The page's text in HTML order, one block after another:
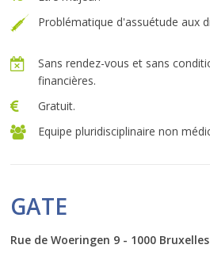
Problématique d'assuétude aux
Sans rendez-vous et sans
financières.
Gratuit.
Equipe pluridisciplinaire non
GATE
Rue de Woeringen 9 - 1000 Bruxelles